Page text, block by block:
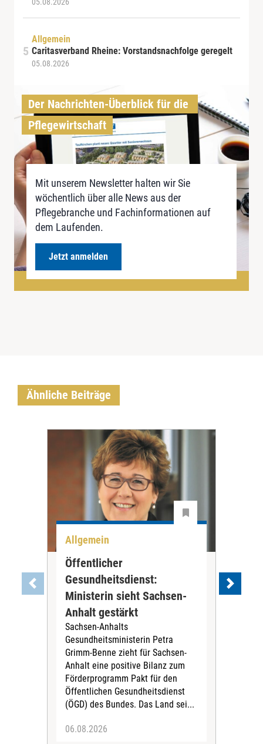
Allgemein
Caritasverband Rheine: Vorstandsnachfolge geregelt
05.08.2026
Der Nachrichten-Überblick für die
Pflegewirtschaft
Mit unserem Newsletter halten wir Sie
wöchentlich über alle News aus der
Pflegebranche und Fachinformationen auf
dem Laufenden.
Jetzt anmelden
Ähnliche Beiträge
Allgemein
Öffentlicher
Gesundheitsdienst:
Ministerin sieht Sachsen-
Anhalt gestärkt
Sachsen-Anhalts
Gesundheitsministerin Petra
Grimm-Benne zieht für Sachsen-
Anhalt eine positive Bilanz zum
Förderprogramm Pakt für den
Öffentlichen Gesundheitsdienst
(ÖGD) des Bundes. Das Land sei...
06.08.2026